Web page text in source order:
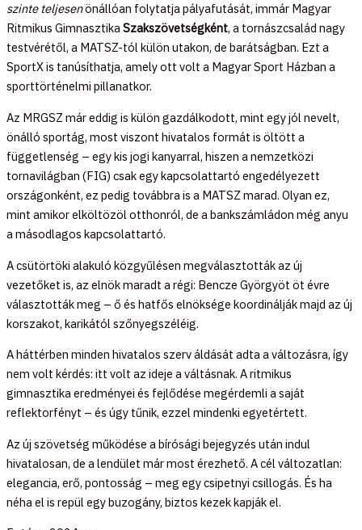
szinte teljesenönállóan folytatja pályafutását, immár Magyar
Ritmikus GimnasztikaSzakszövetségként, a tornászcsalád nagy
testvérétől, a MATSZ-tól külön utakon, de barátságban. Ezt a
SportX is tanúsíthatja, amely ott volt a Magyar Sport Házban a
sporttörténelmi pillanatkor.
Az MRGSZ már eddig is külön gazdálkodott, mint egy jól nevelt,
önálló sportág, most viszont hivatalos formát is öltött a
függetlenség – egy kis jogi kanyarral, hiszen a nemzetközi
tornavilágban (FIG) csak egy kapcsolattartó engedélyezett
országonként, ez pedig továbbra is a MATSZ marad. Olyan ez,
mint amikor elköltözöl otthonról, de a bankszámládon még anyu
a másodlagos kapcsolattartó.
A csütörtöki alakuló közgyűlésen megválasztották az új
vezetőket is, az elnök maradt a régi: Bencze Györgyöt öt évre
választották meg – ő és hatfős elnöksége koordinálják majd az új
korszakot, karikától szőnyegszéléig.
A háttérben minden hivatalos szerv áldását adta a változásra, így
nem volt kérdés: itt volt az ideje a váltásnak. A ritmikus
gimnasztika eredményei és fejlődése megérdemli a saját
reflektorfényt – és úgy tűnik, ezzel mindenki egyetértett.
Az új szövetség működése a bírósági bejegyzés után indul
hivatalosan, de a lendület már most érezhető. A cél változatlan:
elegancia, erő, pontosság – meg egy csipetnyi csillogás. És ha
néha el is repül egy buzogány, biztos kezek kapják el.